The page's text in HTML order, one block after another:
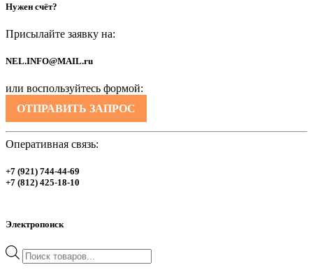
Нужен счёт?
Присылайте заявку на:
NEL.INFO@MAIL.ru
или воспользуйтесь формой:
ОТПРАВИТЬ ЗАПРОС
Оперативная связь:
+7 (921) 744-44-69
+7 (812) 425-18-10
Электропоиск
Поиск
товаров